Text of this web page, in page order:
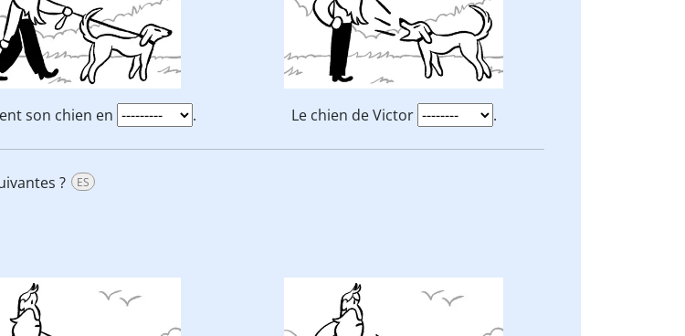
son chien en . Le chien de Victor .
? ES